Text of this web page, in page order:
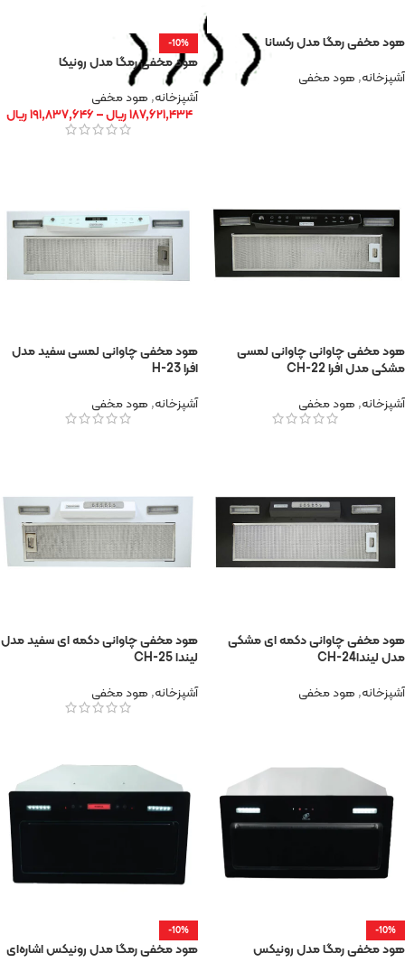
هود مخفی رمگا مدل رکسانا
آشپزخانه, هود مخفی
-10%
هود مخفی رمگا مدل رونیکا
آشپزخانه, هود مخفی
۱۸۷,۶۲۱,۴۳۴ریال–۱۹۱,۸۳۷,۶۴۶ریال
هود مخفی چاوانی چاوانی لمسی
مشکی مدل افرا 22-CH
آشپزخانه, هود مخفی
هود مخفی چاوانی لمسی سفید مدل
افرا 23-H
آشپزخانه, هود مخفی
هود مخفی چاوانی دکمه ای مشکی
مدل لیندا24-CH
آشپزخانه, هود مخفی
هود مخفی چاوانی دکمه ای سفید مدل
لیندا 25-CH
آشپزخانه, هود مخفی
-10%
هود مخفی رمگا مدل رونیکس
-10%
هود مخفی رمگا مدل رونیکس اشاره‌ای